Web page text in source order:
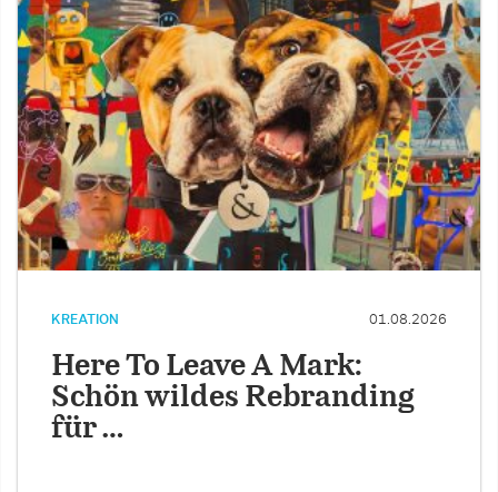
KREATION 01.08.2026
Here To Leave A Mark:
Schön wildes Rebranding
für …